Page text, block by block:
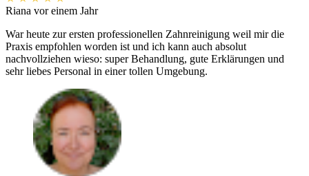
Riana vor einem Jahr
War heute zur ersten professionellen Zahnreinigung weil mir die
Praxis empfohlen worden ist und ich kann auch absolut
nachvollziehen wieso: super Behandlung, gute Erklärungen und
sehr liebes Personal in einer tollen Umgebung.